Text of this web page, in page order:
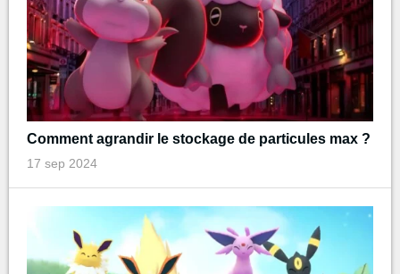
Comment agrandir le stockage de particules max ?
17 sep 2024